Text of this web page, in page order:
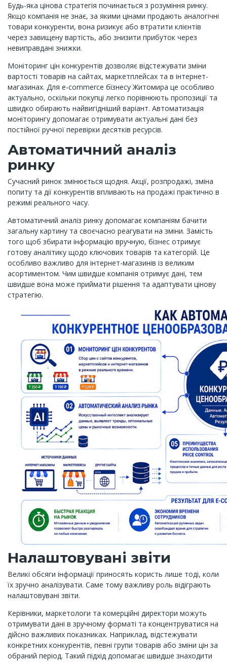
Будь-яка цінова стратегія починається з розуміння ринку.
Якщо компанія не знає, за якими цінами продають аналогічні
товари конкуренти, вона ризикує або втратити клієнтів
через завищену вартість, або знизити прибуток через
невиправдані знижки.
Моніторинг цін конкурентів дозволяє відстежувати зміни
вартості товарів на сайтах, маркетплейсах та в інтернет-
магазинах. Для e-commerce бізнесу Житомира це особливо
актуально, оскільки покупці легко порівнюють пропозиції та
швидко обирають найвигідніший варіант. Автоматизація
моніторингу допомагає отримувати актуальні дані без
постійної ручної перевірки десятків ресурсів.
Автоматичний аналіз
ринку
Сучасний ринок змінюється щодня. Акції, розпродажі, зміна
попиту та дії конкурентів впливають на продажі практично в
режимі реального часу.
Автоматичний аналіз ринку допомагає компаніям бачити
загальну картину та своєчасно реагувати на зміни. Замість
того щоб збирати інформацію вручную, бізнес отримує
готову аналітику щодо ключових товарів та категорій. Це
особливо важливо для інтернет-магазинів із великим
асортиментом. Чим швидше компанія отримує дані, тем
швидше вона може приймати рішення та адаптувати цінову
стратегію.
Налаштовувані звіти
Великі обсяги інформації приносять користь лише тоді, коли
їх зручно аналізувати. Саме тому важливу роль відіграють
налаштовувані звіти.
Керівники, маркетологи та комерційні директори можуть
отримувати дані в зручному форматі та концентруватися на
дійсно важливих показниках. Наприклад, відстежувати
конкретних конкурентів, певні групи товарів або зміни цін за
обраний період. Такий підхід допомагає швидше знаходити